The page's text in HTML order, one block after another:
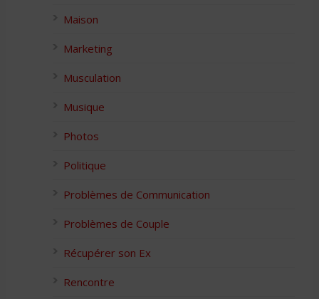
Maison
Marketing
Musculation
Musique
Photos
Politique
Problèmes de Communication
Problèmes de Couple
Récupérer son Ex
Rencontre